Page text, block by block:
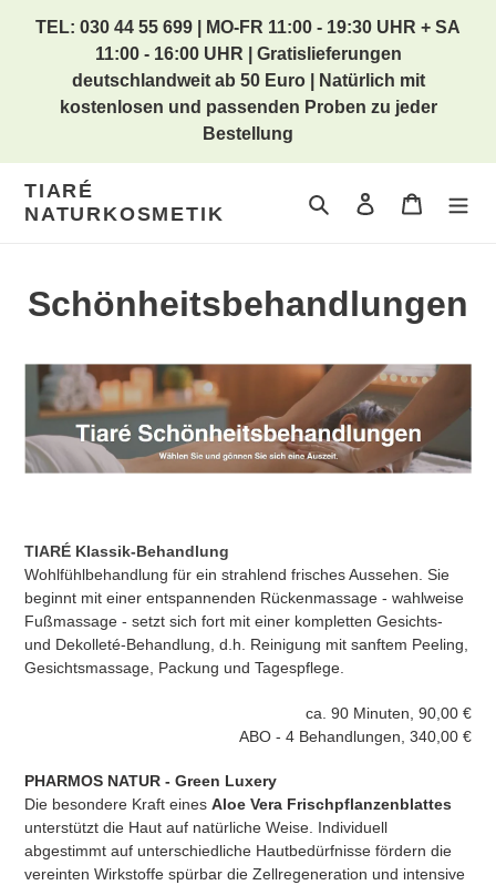
TEL: 030 44 55 699 | MO-FR 11:00 - 19:30 UHR + SA
11:00 - 16:00 UHR | Gratislieferungen
deutschlandweit ab 50 Euro | Natürlich mit
kostenlosen und passenden Proben zu jeder
Bestellung
TIARÉ
NATURKOSMETIK
Suchen Einloggen
Schönheitsbehandlungen
TIARÉ Klassik-Behandlung
Wohlfühlbehandlung für ein strahlend frisches Aussehen. Sie
beginnt mit einer entspannenden Rückenmassage - wahlweise
Fußmassage - setzt sich fort mit einer kompletten Gesichts-
und Dekolleté-Behandlung, d.h. Reinigung mit sanftem Peeling,
Gesichtsmassage, Packung und Tagespflege.
ca. 90 Minuten, 90,00 €
ABO - 4 Behandlungen, 340,00 €
PHARMOS NATUR - Green Luxery
Die besondere Kraft eines Aloe Vera Frischpflanzenblattes
unterstützt die Haut auf natürliche Weise. Individuell
abgestimmt auf unterschiedliche Hautbedürfnisse fördern die
vereinten Wirkstoffe spürbar die Zellregeneration und intensive